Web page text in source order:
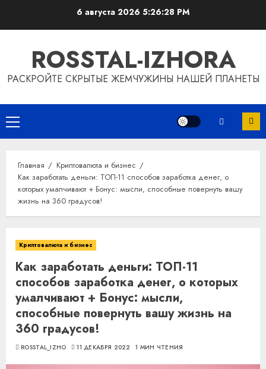
6 августа 2026 5:26:29 PM
ROSSTAL-IZHORA
РАСКРОЙТЕ СКРЫТЫЕ ЖЕМЧУЖИНЫ НАШЕЙ ПЛАНЕТЫ
Основное
меню
Главная
Криптовалюта и бизнес
Как заработать деньги: ТОП-11 способов заработка денег, о
которых умалчивают + Бонус: мысли, способные повернуть вашу
жизнь на 360 градусов!
Криптовалюта и бизнес
Как заработать деньги: ТОП-11
способов заработка денег, о которых
умалчивают + Бонус: мысли,
способные повернуть вашу жизнь на
360 градусов!
ROSSTAL_IZHO 11 ДЕКАБРЯ 2022 1 МИН ЧТЕНИЯ